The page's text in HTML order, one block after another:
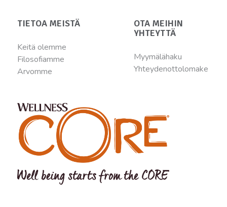
TIETOA MEISTÄ
Keitä olemme
Filosofiamme
Arvomme
OTA MEIHIN
YHTEYTTÄ
Myymälähaku
Yhteydenottolomake